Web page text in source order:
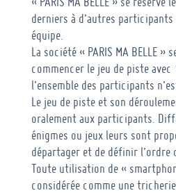
derniers à d’autres
équipe.
La société « PARIS MA BELLE »
commencer le jeu de piste
l’ensemble des participants
Le jeu de piste et son
oralement aux participants.
énigmes ou jeux leurs sont
départager et de définir l’ordre
Toute utilisation de «
considérée comme une